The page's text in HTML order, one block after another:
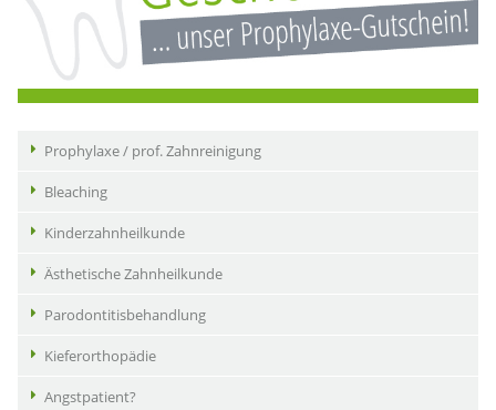
Prophylaxe / prof. Zahnreinigung
Bleaching
Kinderzahnheilkunde
Ästhetische Zahnheilkunde
Parodontitisbehandlung
Kieferorthopädie
Angstpatient?